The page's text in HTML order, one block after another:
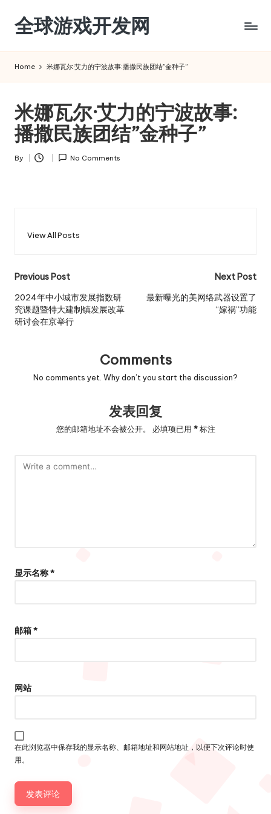
Skip
content
全球游戏开发网
Home 米娜瓦尔·艾力的宁波故事:播撒民族团结”金种子”
米娜瓦尔·艾力的宁波故事:
播撒民族团结”金种子”
Posted
By No Comments
View All Posts
Post
navigation
Previous Post
2024年中小城市发展指数研
究课题暨特大建制镇发展改革
研讨会在京举行
Next Post
最新曝光的美网络武器设置了
“嫁祸”功能
Comments
No comments yet. Why don’t you start the discussion?
发表回复
您的邮箱地址不会被公开。 必填项已用 *标注
显示名称*
邮箱*
网站
在此浏览器中保存我的显示名称、邮箱地址和网站地址，以便下次评论时使
用。